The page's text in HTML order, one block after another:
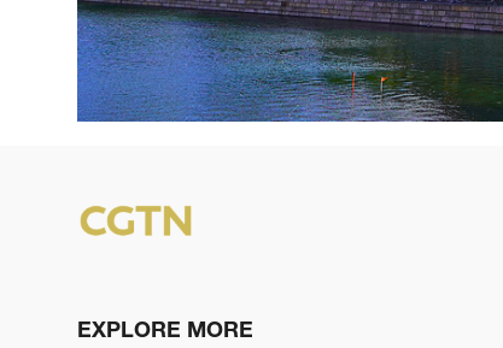
EXPLORE MORE